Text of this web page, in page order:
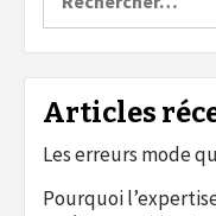
Articles
Les erreurs mode
Pourquoi